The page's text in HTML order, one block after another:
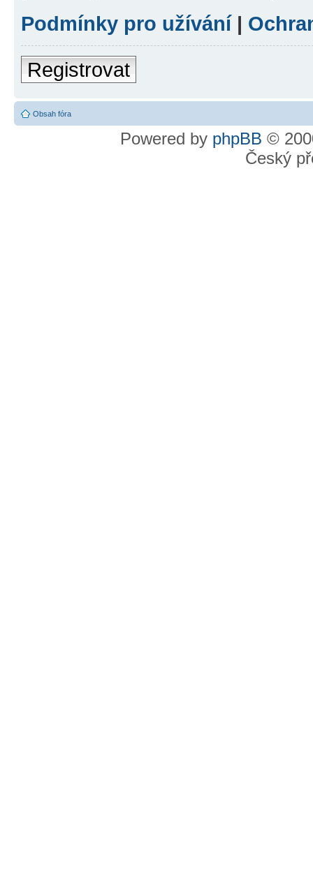
Podmínky pro užívání|
Registrovat
Obsah fóra
Powered by phpBB ©
Český